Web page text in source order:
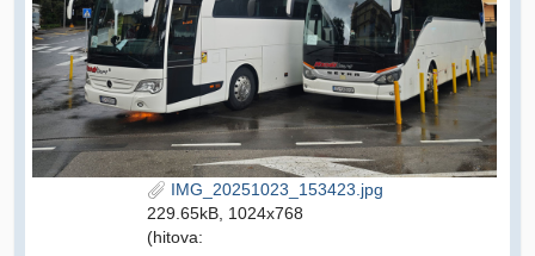
IMG_20251023_153423.jpg
229.65kB, 1024x768
(hitova: